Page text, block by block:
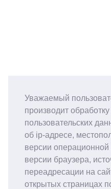
Уважаемый
производит
пользовательских
об ip-адресе,
версии
версии браузера,
переадресации на
открытых страницах